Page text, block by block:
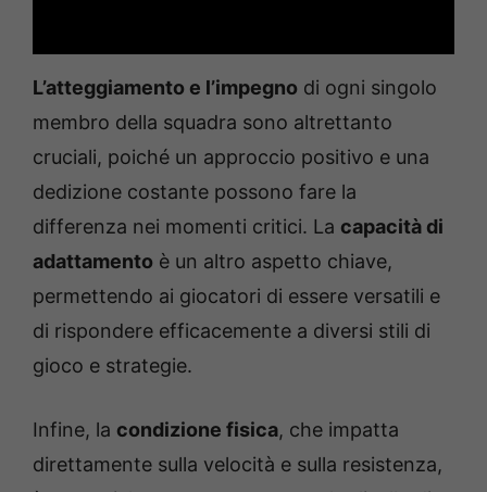
L’atteggiamento e l’impegno di ogni singolo
membro della squadra sono altrettanto
cruciali, poiché un approccio positivo e una
dedizione costante possono fare la
differenza nei momenti critici. La capacità di
adattamento è un altro aspetto chiave,
permettendo ai giocatori di essere versatili e
di rispondere efficacemente a diversi stili di
gioco e strategie.
Infine, la condizione fisica, che impatta
direttamente sulla velocità e sulla resistenza,